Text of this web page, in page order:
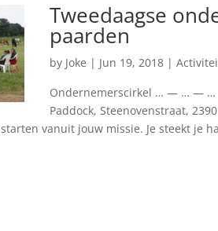
Tweedaagse
paarden
by Joke | Jun 19, 2018|
Ondernemerscirkel … — … — …
Paddock, Steenovenstraat,
vanuit jouw missie. Je steekt je